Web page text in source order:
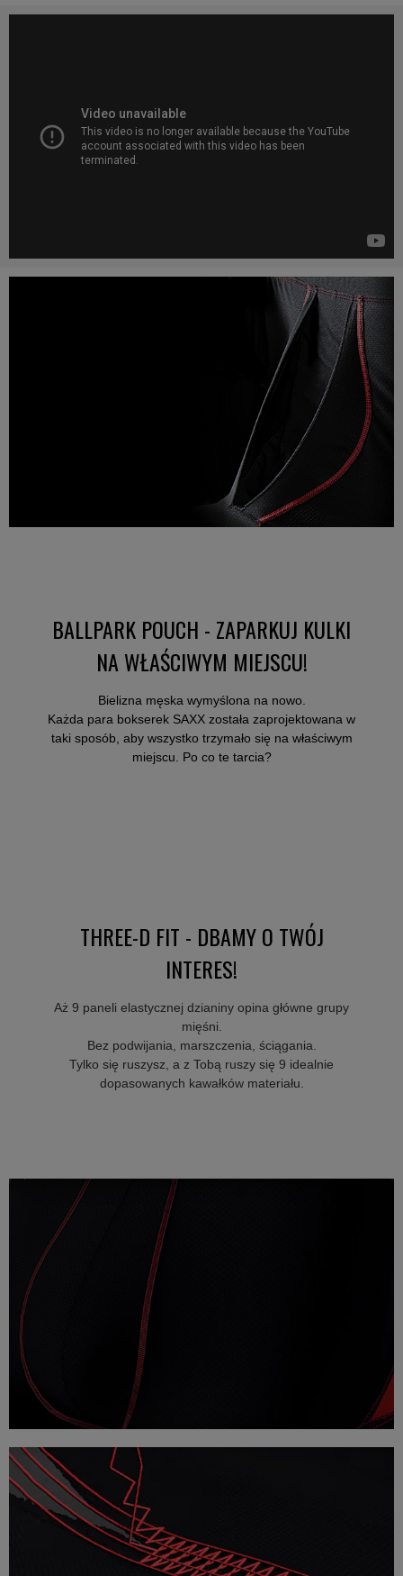
BALLPARK POUCH - ZAPARKUJ KULKI
NA WŁAŚCIWYM MIEJSCU!
Bielizna męska wymyślona na nowo.
Każda para bokserek SAXX została zaprojektowana w
taki sposób, aby wszystko trzymało się na właściwym
miejscu. Po co te tarcia?
THREE-D FIT - DBAMY O TWÓJ
INTERES!
Aż 9 paneli elastycznej dzianiny opina główne grupy
mięśni.
Bez podwijania, marszczenia, ściągania.
Tylko się ruszysz, a z Tobą ruszy się 9 idealnie
dopasowanych kawałków materiału.